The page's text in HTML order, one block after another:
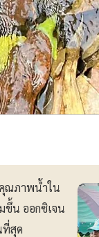
ณภาพน้ำใน
ขึ้น ออกซิเจน
ที่สุด